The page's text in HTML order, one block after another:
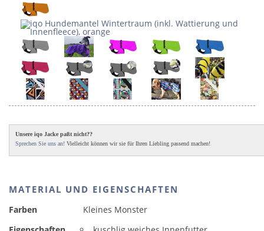
Unsere iqo Jacke paßt nicht??
Sprechen Sie uns an! Vielleicht können wir sie für Ihren Liebling passend machen!
MATERIAL UND EIGENSCHAFTEN
Farben
Kleines Monster